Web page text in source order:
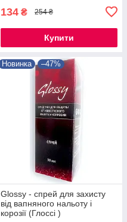
134 ₴ 254 ₴
Купити
Новинка –47%
Glossy - спрей для захисту
від вапняного нальоту і
корозії (Глоссі )